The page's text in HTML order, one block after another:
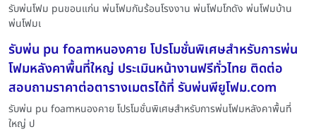
รับพ่นโฟม puขอนแก่น พ่นโฟมกันร้อนโรงงาน พ่นโฟมโกดัง พ่นโฟมบ้าน
พ่นโฟมเ
รับพ่น pu foamหนองคาย โปรโมชั่นพิเศษสำหรับการพ่น
โฟมหลังคาพื้นที่ใหญ่ ประเมินหน้างานฟรีทั่วไทย ติดต่อ
สอบถามราคาต่อตารางเมตรได้ที่ รับพ่นพียูโฟม.com
รับพ่น pu foamหนองคาย โปรโมชั่นพิเศษสำหรับการพ่นโฟมหลังคาพื้นที่
ใหญ่ ป